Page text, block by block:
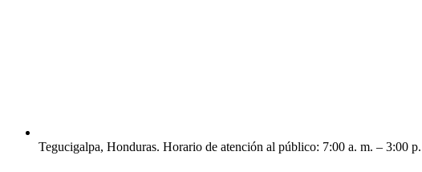
Tegucigalpa, Honduras. Horario de atención al público: 7:00 a. m. – 3:00